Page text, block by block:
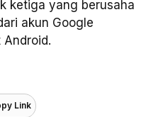
ketiga yang berusaha
akun Google
Link